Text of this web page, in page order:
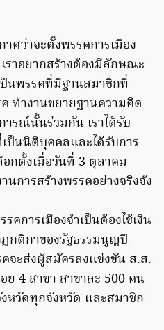
ศว่าจะตั้งพรรคการเมือง
ราอยากสร้างต้องมีลักษณะ
นพรรคที่มีฐานสมาชิกที่
ทำงานขยายฐานความคิด
รณ์นั้นร่วมกัน เราได้รับ
ป็นนิติบุคคลและได้รับการ
กตั้งเมื่อวันที่ 3 ตุลาคม
นการสร้างพรรคอย่างจริงจัง
คการเมืองจำเป็นต้องใช้เงิน
กติกาของรัฐธรรมนูญปี
จะส่งผู้สมัครลงแข่งขัน ส.ส.
ย 4 สาขา สาขาละ 500 คน
หวัดทุกจังหวัด และสมาชิก